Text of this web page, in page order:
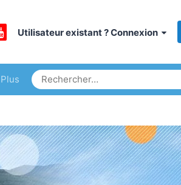
Utilisateur existant ? Connexion
Plus